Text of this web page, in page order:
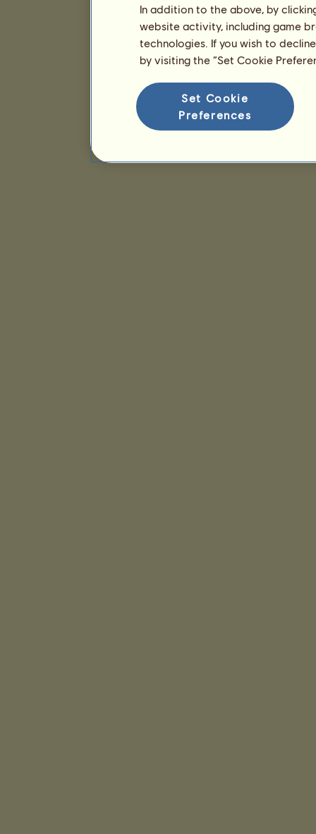
In addition to the above, by
website activity, including game
technologies. If you wish to
by visiting the “Set Cookie
Set Cookie
Preferences